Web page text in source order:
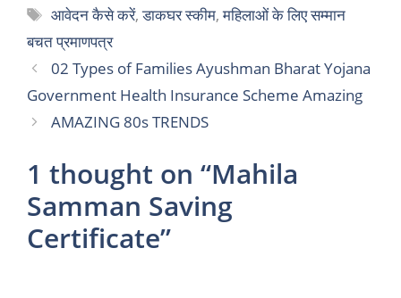
Tags
आवेदन कैसे करें,डाकघर स्कीम,महिलाओं के लिए सम्मान
बचत प्रमाणपत्र
02 Types of Families Ayushman Bharat Yojana
Government Health Insurance Scheme Amazing
AMAZING 80s TRENDS
1 thought on “Mahila
Samman Saving
Certificate”